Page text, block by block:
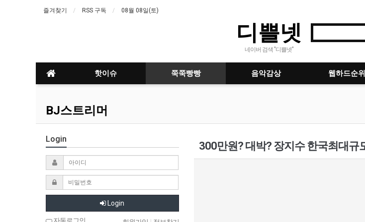
즐겨찾기 RSS 구독 08월 08일(토)
디쁠넷
네이버 검색 "디쁠넷"
핫이슈 쭉쭉빵빵 음악감상 웹하드순위
BJ스트리머
300만원? 대박? 장지수 한국최대규
Login
Login